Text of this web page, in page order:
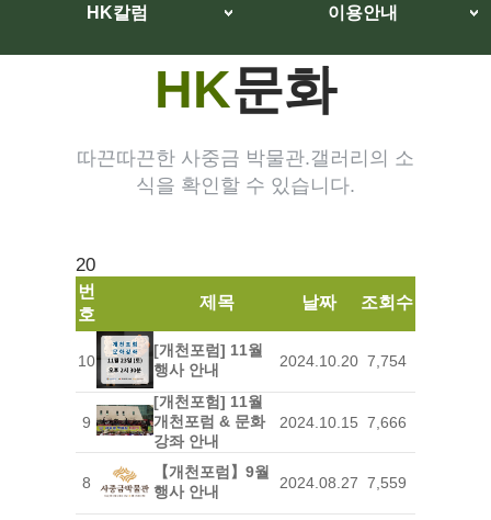
HK칼럼 이용안내
HK문화
따끈따끈한 사중금 박물관.갤러리의 소
식을 확인할 수 있습니다.
20
번
호
제목 날짜 조회수
10
[개천포럼] 11월
행사 안내
2024.10.20 7,754
9
[개천포험] 11월
개천포럼 & 문화
강좌 안내
2024.10.15 7,666
8
【개천포럼】9월
행사 안내
2024.08.27 7,559